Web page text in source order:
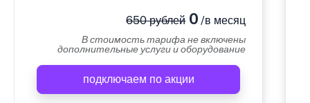
650 рублей0 /в месяц
В стоимость тарифа не включены
дополнительные услуги и оборудование
подключаем по акции